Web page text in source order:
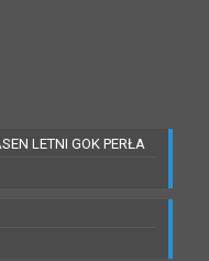
LETNI GOK PERŁA